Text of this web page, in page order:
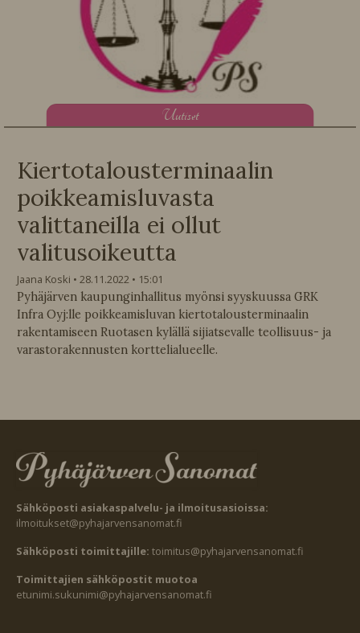
Uutiset
Kiertotalousterminaalin
poikkeamisluvasta
valittaneilla ei ollut
valitusoikeutta
Jaana Koski 28.11.2022
15:01
Pyhäjärven kaupunginhallitus myönsi syyskuussa GRK
Infra Oyj:lle poikkeamisluvan kiertotalousterminaalin
rakentamiseen Ruotasen kylällä sijiatsevalle teollisuus- ja
varastorakennusten korttelialueelle.
Sähköposti asiakaspalvelu- ja ilmoitusasioissa:
ilmoitukset@pyhajarvensanomat.fi
Sähköposti toimittajille: toimitus@pyhajarvensanomat.fi
Toimittajien sähköpostit muotoa
etunimi.sukunimi@pyhajarvensanomat.fi